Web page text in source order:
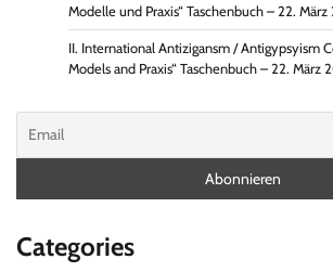
Modelle und Praxis“ Taschenbuch – 22.
II. International Antizigansm / Antigypsyism
Models and Praxis“ Taschenbuch – 22. März
Categories